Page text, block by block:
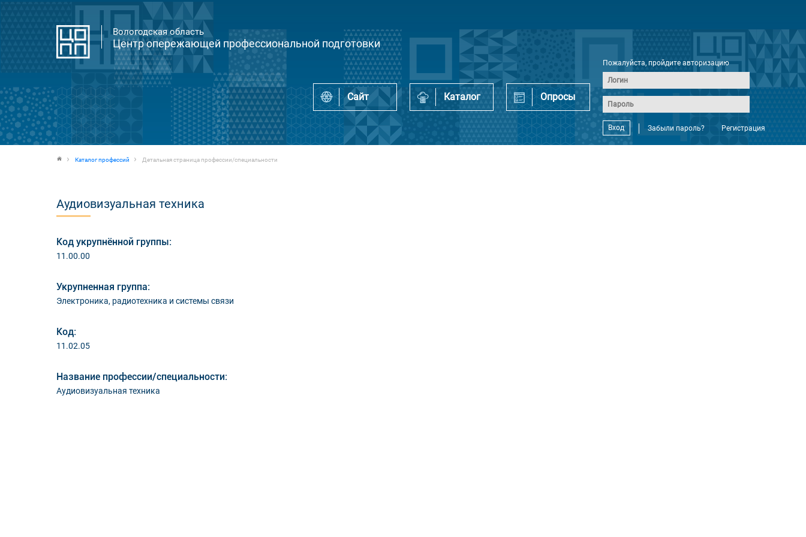
Вологодская область
Центр опережающей профессиональной подготовки
Сайт Каталог Опросы
Пожалуйста, пройдите авторизацию
Вход Забыли пароль? Регистрация
Каталог профессий Детальная страница профессии/специальности
Аудиовизуальная техника
Код укрупнённой группы:
11.00.00
Укрупненная группа:
Электроника, радиотехника и системы связи
Код:
11.02.05
Название профессии/специальности:
Аудиовизуальная техника